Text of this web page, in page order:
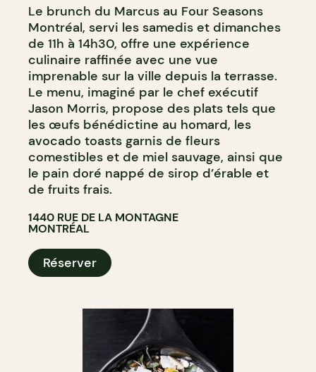
Le brunch du Marcus au Four Seasons
Montréal, servi les samedis et dimanches
de 11h à 14h30, offre une expérience
culinaire raffinée avec une vue
imprenable sur la ville depuis la terrasse.
Le menu, imaginé par le chef exécutif
Jason Morris, propose des plats tels que
les œufs bénédictine au homard, les
avocado toasts garnis de fleurs
comestibles et de miel sauvage, ainsi que
le pain doré nappé de sirop d’érable et
de fruits frais.
1440 RUE DE LA MONTAGNE
MONTRÉAL
Réserver